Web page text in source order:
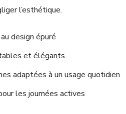
l’esthétique.
design épuré
et élégants
adaptées à un usage quotidien
les journées actives